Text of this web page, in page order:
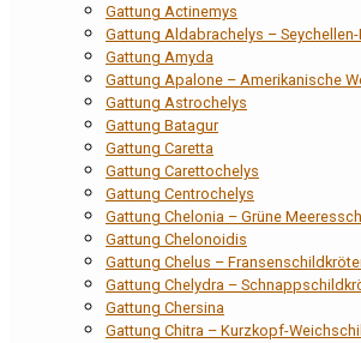
Gattung Actinemys
Gattung Aldabrachelys –
Gattung Amyda
Gattung Apalone – Amerikanische
Gattung Astrochelys
Gattung Batagur
Gattung Caretta
Gattung Carettochelys
Gattung Centrochelys
Gattung Chelonia – Grüne
Gattung Chelonoidis
Gattung Chelus –
Gattung Chelydra –
Gattung Chersina
Gattung Chitra – Kurzkopf-